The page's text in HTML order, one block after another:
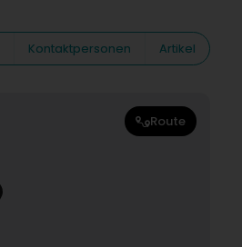
Kontaktpersonen
Artikel
Route